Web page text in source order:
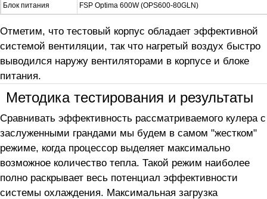
Блок питания FSP Optima 600W (OPS600-80GLN)
Отметим, что тестовый корпус обладает эффективной
системой вентиляции, так что нагретый воздух быстро
выводился наружу вентиляторами в корпусе и блоке
питания.
Методика тестирования и результаты
Сравнивать эффективность рассматриваемого кулера с
заслуженными грандами мы будем в самом "жестком"
режиме, когда процессор выделяет максимально
возможное количество тепла. Такой режим наиболее
полно раскрывает весь потенциал эффективности
системы охлаждения. Максимальная загрузка